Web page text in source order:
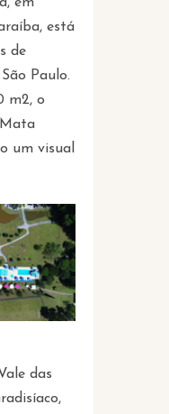
em
está
de
Paulo.
m2, o
um visual
das